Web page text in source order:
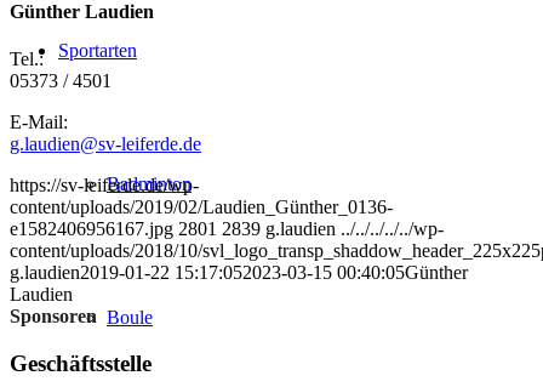
Sportarten
Badminton
Boule
Günther Laudien
Tel.:
05373 / 4501
E-Mail:
g.laudien@sv-leiferde.de
https://sv-leiferde.de/wp-
content/uploads/2019/02/Laudien_Günther_0136-
e1582406956167.jpg 2801 2839 g.laudien ../../../../../wp-
content/uploads/2018/10/
g.laudien2019-01-22 15:17:052023-03-15 00:40:05Günther
Laudien
Sponsoren
Geschäftsstelle